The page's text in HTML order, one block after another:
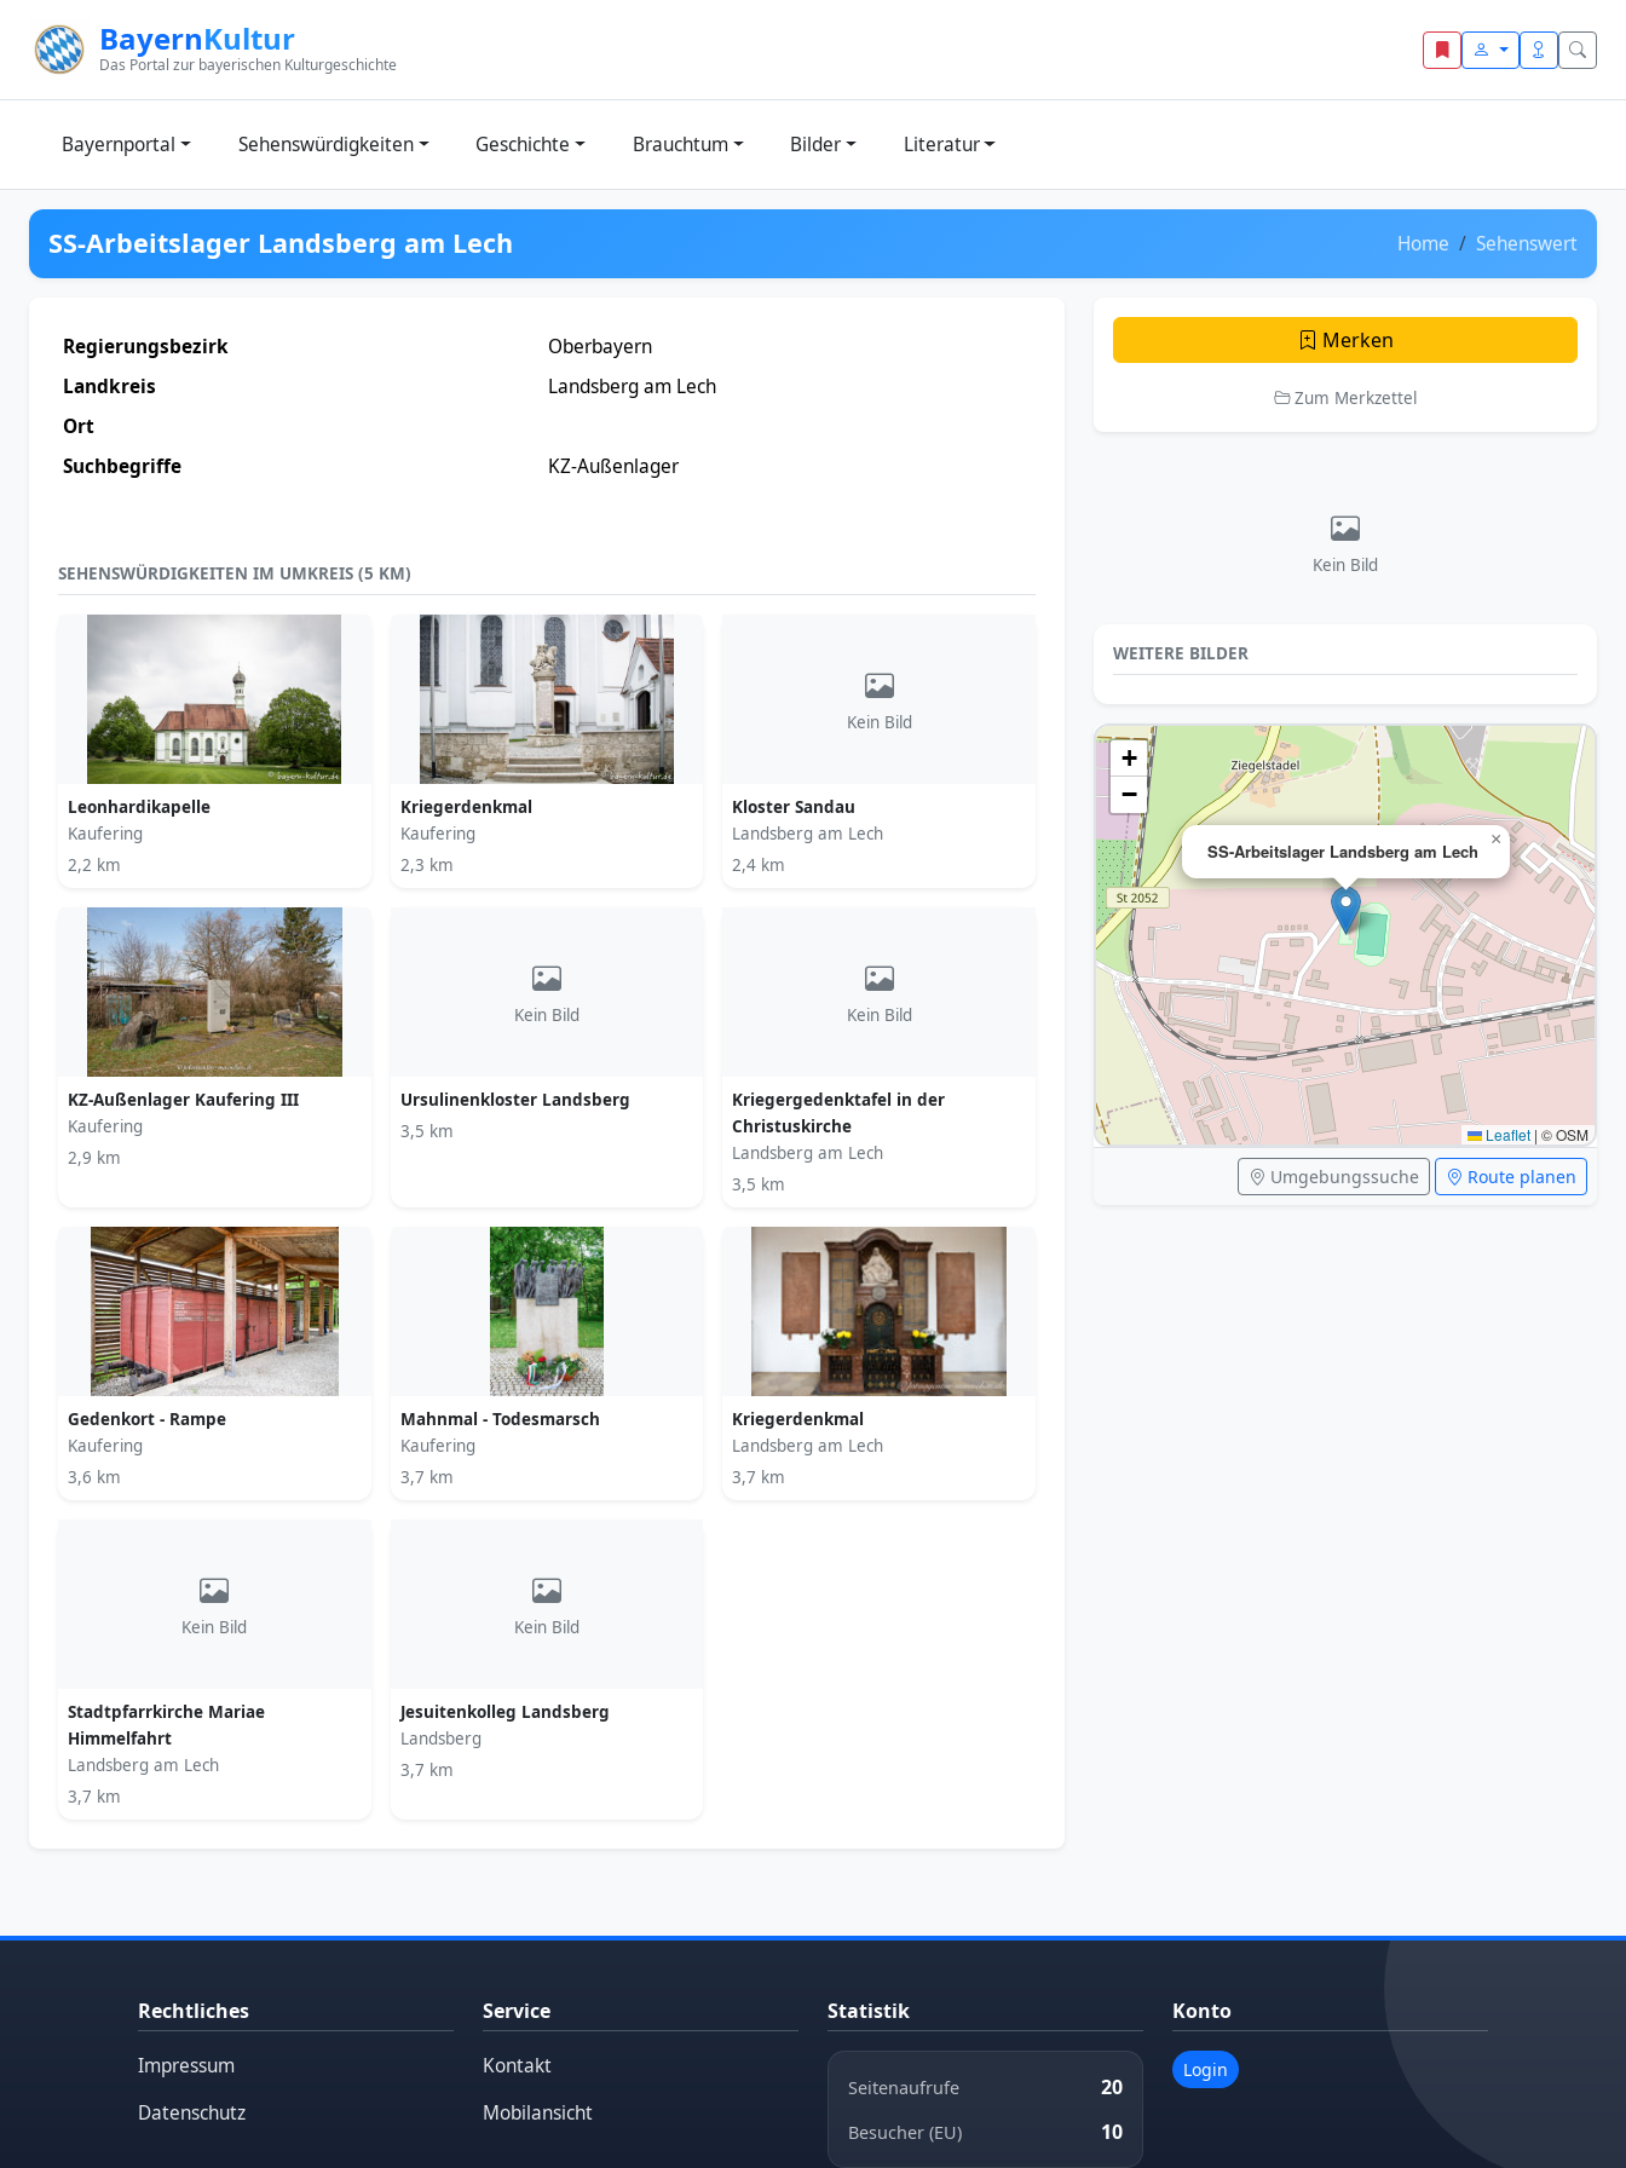
BayernKultur
Das Portal zur bayerischen Kulturgeschichte
Bayernportal Sehenswürdigkeiten Geschichte Brauchtum Bilder Literatur
SS-Arbeitslager Landsberg am Lech Home Sehenswert
Regierungsbezirk
Oberbayern
Landkreis
Landsberg am Lech
Ort
Suchbegriffe
KZ-Außenlager
SEHENSWÜRDIGKEITEN IM UMKREIS (5 KM)
Leonhardikapelle
Kaufering
2,2 km
Kriegerdenkmal
Kaufering
2,3 km
Kein Bild
Kloster Sandau
Landsberg am Lech
2,4 km
KZ-Außenlager Kaufering III
Kaufering
2,9 km
Kein Bild
Ursulinenkloster Landsberg
3,5 km
Kein Bild
Kriegergedenktafel in der
Christuskirche
Landsberg am Lech
3,5 km
Gedenkort - Rampe
Kaufering
3,6 km
Mahnmal - Todesmarsch
Kaufering
3,7 km
Kriegerdenkmal
Landsberg am Lech
3,7 km
Kein Bild
Stadtpfarrkirche Mariae
Himmelfahrt
Landsberg am Lech
3,7 km
Kein Bild
Jesuitenkolleg Landsberg
Landsberg
3,7 km
Merken
Zum Merkzettel
Kein Bild
WEITERE BILDER
SS-Arbeitslager Landsberg am Lech
×
+
−
Leaflet | © OSM
Umgebungssuche Route planen
Rechtliches
Impressum
Datenschutz
Service
Kontakt
Mobilansicht
Statistik
Seitenaufrufe 20
Besucher (EU) 10
Konto
Login